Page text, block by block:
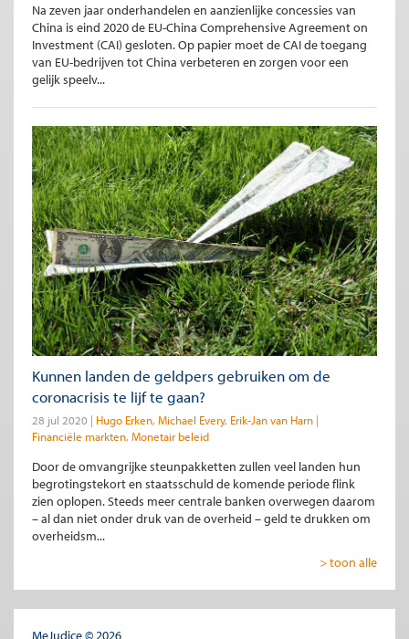
Na zeven jaar onderhandelen en aanzienlijke concessies van
China is eind 2020 de EU-China Comprehensive Agreement on
Investment (CAI) gesloten. Op papier moet de CAI de toegang
van EU-bedrijven tot China verbeteren en zorgen voor een
gelijk speelv...
Kunnen landen de geldpers gebruiken om de
coronacrisis te lijf te gaan?
28 jul 2020 Hugo Erken Michael Every Erik-Jan van Harn
Financiële markten Monetair beleid
Door de omvangrijke steunpakketten zullen veel landen hun
begrotingstekort en staatsschuld de komende periode flink
zien oplopen. Steeds meer centrale banken overwegen daarom
– al dan niet onder druk van de overheid – geld te drukken om
overheidsm...
> toon alle
MeJudice © 2026